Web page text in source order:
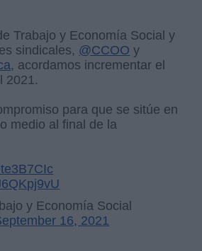
Trabajo y Economía Social y
sindicales, @CCOO y
, acordamos incrementar el
2021.
para que se sitúe en
medio al final de la
y Economía Social
16, 2021